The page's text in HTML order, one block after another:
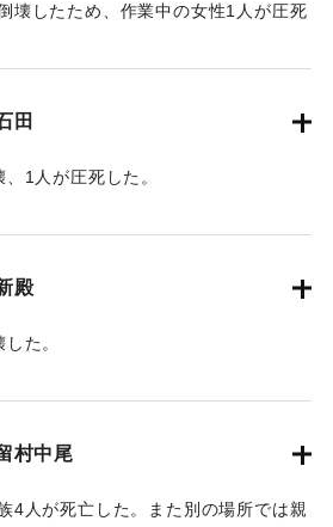
壊したため、作業中の女性1人が圧死
田
1人が圧死した。
殿
た。
村中尾
4人が死亡した。また別の場所では親